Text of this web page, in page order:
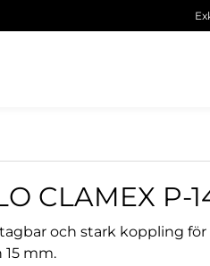
CLAMEX P-
och stark koppling
15 mm.